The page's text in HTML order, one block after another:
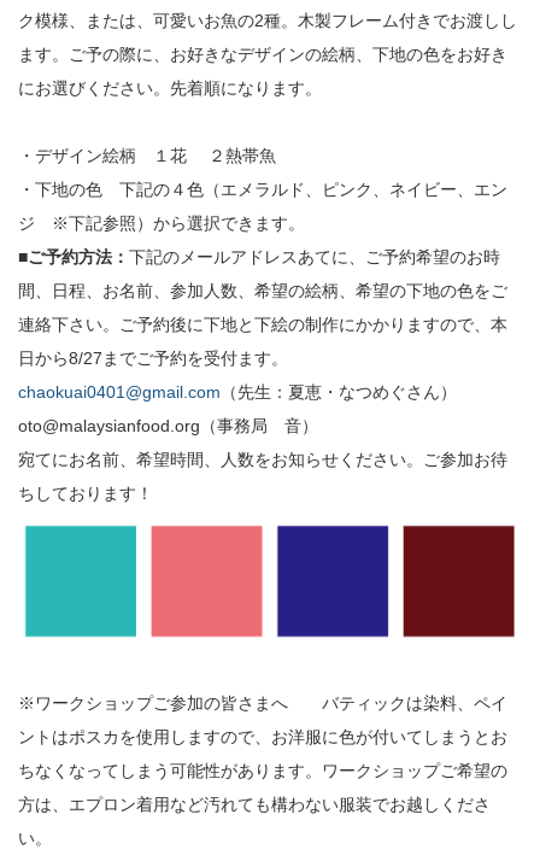
ク模様、または、可愛いお魚の2種。木製フレーム付きでお渡しし
ます。ご予の際に、お好きなデザインの絵柄、下地の色をお好き
にお選びください。先着順になります。
・デザイン絵柄 １花 ２熱帯魚
・下地の色 下記の４色（エメラルド、ピンク、ネイビー、エン
ジ ※下記参照）から選択できます。
■ご予約方法： 下記のメールアドレスあてに、ご予約希望のお時
間、日程、 お名前、参加人数、希望の絵柄、希望の下地の色をご
連絡下さい。 ご予約後に下地と下絵の制作にかかりますので、本
日から8/27までご予約を受付ます。
chaokuai0401@gmail.com （先生：夏恵・なつめぐさん）
oto@malaysianfood.org（事務局 音）
宛てにお名前、希望時間、人数をお知らせください。ご参加お待
ちしております！
※ワークショップご参加の皆さまへ バティックは染料、ペイ
ントはポスカを使用しますので、お洋服に色が付いてしまうとお
ちなくなってしまう可能性があります。ワークショップご希望の
方は、 エプロン着用など汚れても構わない服装でお越しくださ
い。